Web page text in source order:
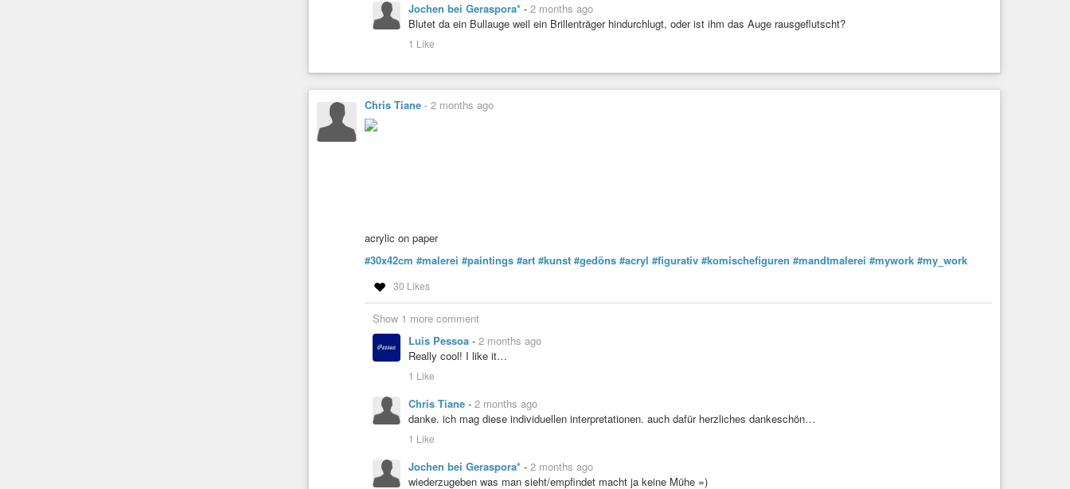
Jochen bei Geraspora* - 2 months ago
Blutet da ein Bullauge weil ein Brillenträger hindurchlugt, oder ist ihm das Auge rausgeflutscht?
1 Like
Chris Tiane - 2 months ago
acrylic on paper
#30x42cm #malerei #paintings #art #kunst #gedöns #acryl #figurativ #komischefiguren #mandtmalerei #mywork #my_work
30 Likes
Show 1 more comment
Luis Pessoa - 2 months ago
Really cool! I like it…
1 Like
Chris Tiane - 2 months ago
danke. ich mag diese individuellen interpretationen. auch dafür herzliches dankeschön…
1 Like
Jochen bei Geraspora* - 2 months ago
wiederzugeben was man sieht/empfindet macht ja keine Mühe =)